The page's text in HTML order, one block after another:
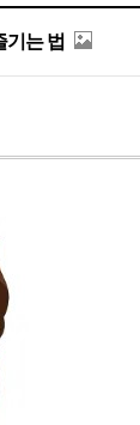
기는 법